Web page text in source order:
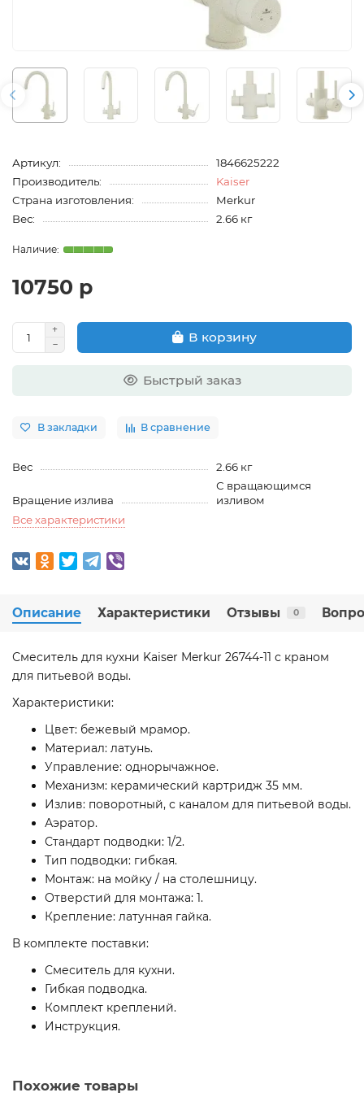
Артикул:
1846625222
Производитель:
Kaiser
Страна изготовления:
Merkur
Вес:
2.66 кг
10750 р
В корзину
Быстрый заказ
В закладки В сравнение
Вес 2.66 кг
Вращение излива
С вращающимся
изливом
Все характеристики
Описание Характеристики Отзывы 0
Смеситель для кухни Kaiser Merkur 26744-11 с краном
для питьевой воды.
Характеристики:
Цвет: бежевый мрамор.
Материал: латунь.
Управление: однорычажное.
Механизм: керамический картридж 35 мм.
Излив: поворотный, с каналом для питьевой воды.
Аэратор.
Стандарт подводки: 1/2.
Тип подводки: гибкая.
Монтаж: на мойку / на столешницу.
Отверстий для монтажа: 1.
Крепление: латунная гайка.
В комплекте поставки:
Смеситель для кухни.
Гибкая подводка.
Комплект креплений.
Инструкция.
Похожие товары